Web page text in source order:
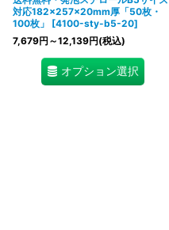
対応182×257×20mm厚「50枚・
100枚」
[4100-sty-b5-20]
7,679円 ～12,139円(税込)
オプション選択